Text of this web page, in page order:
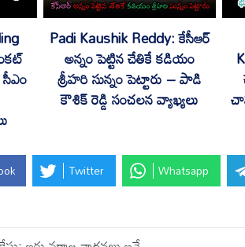
Padi Kaushik Reddy: కేసీఆర్
అన్నం పెట్టిన చేతికే కడియం
శ్రీహరి సున్నం పెట్టారు – పాడి
కౌశిక్ రెడ్డి సంచలన వ్యాఖ్యలు
Twitter Whatsapp